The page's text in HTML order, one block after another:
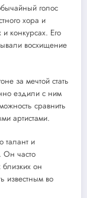
голос
хора и
конкурсах. Его
восхищение
за мечтой стать
ездили с ним
сравнить
артистами.
талант и
Он часто
он
известным во